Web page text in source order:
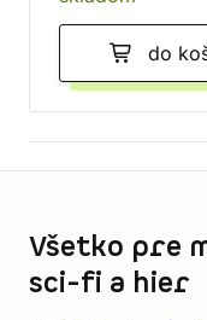
do
Všetko pre
sci-fi a hier